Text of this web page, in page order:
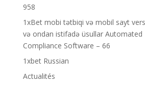
958
1xBet mobi tətbiqi və mobil sayt
və ondan istifadə üsullar Automated
Compliance Software – 66
1xbet Russian
Actualités